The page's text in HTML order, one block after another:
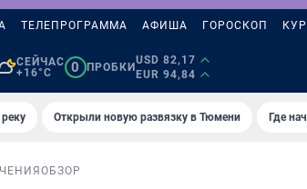
ТЕЛЕПРОГРАММА АФИША ГОРОСКОП
СЕЙЧАС
+16°C
0 ПРОБКИ
USD 82,17
EUR 94,84
Открыли новую развязку в Тюмени Где
ОБЗОР